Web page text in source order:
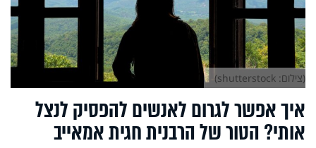
איך אפשר לגרום לאנשים להפסיק לנצל
אותי? הטור של הרבנית חגית אמאייב
(צילום: shutterstock)